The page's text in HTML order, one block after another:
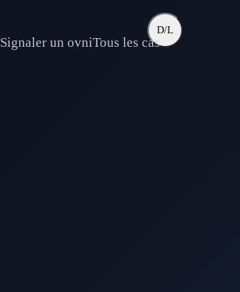
Signaler un ovniTous les cas
D/L